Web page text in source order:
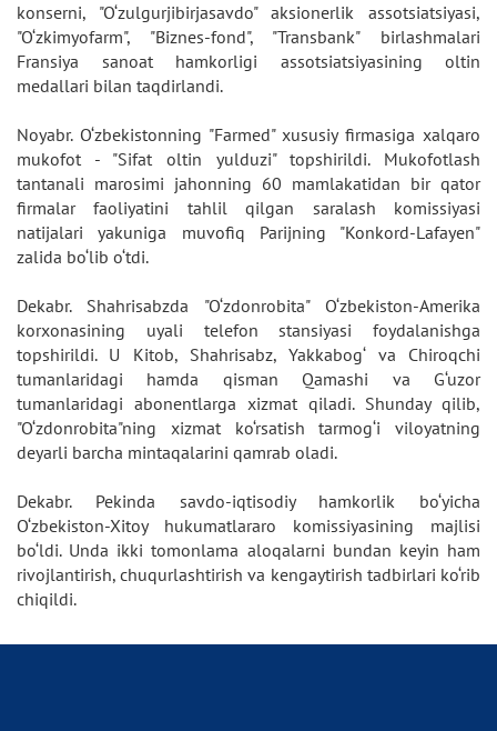
konserni, "O‘zulgurjibirjasavdo" aksionerlik assotsiatsiyasi,
"O‘zkimyofarm", "Biznes-fond", "Transbank" birlashmalari
Fransiya sanoat hamkorligi assotsiatsiyasining oltin
medallari bilan taqdirlandi.
Noyabr. O‘zbekistonning "Farmed" xususiy firmasiga xalqaro
mukofot - "Sifat oltin yulduzi" topshirildi. Mukofotlash
tantanali marosimi jahonning 60 mamlakatidan bir qator
firmalar faoliyatini tahlil qilgan saralash komissiyasi
natijalari yakuniga muvofiq Parijning "Konkord-Lafayen"
zalida bo‘lib o‘tdi.
Dekabr. Shahrisabzda "O‘zdonrobita" O‘zbekiston-Amerika
korxonasining uyali telefon stansiyasi foydalanishga
topshirildi. U Kitob, Shahrisabz, Yakkabog‘ va Chiroqchi
tumanlaridagi hamda qisman Qamashi va G‘uzor
tumanlaridagi abonentlarga xizmat qiladi. Shunday qilib,
"O‘zdonrobita"ning xizmat ko‘rsatish tarmog‘i viloyatning
deyarli barcha mintaqalarini qamrab oladi.
Dekabr. Pekinda savdo-iqtisodiy hamkorlik bo‘yicha
O‘zbekiston-Xitoy hukumatlararo komissiyasining majlisi
bo‘ldi. Unda ikki tomonlama aloqalarni bundan keyin ham
rivojlantirish, chuqurlashtirish va kengaytirish tadbirlari ko‘rib
chiqildi.